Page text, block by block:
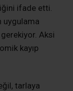
ifade etti.
uygulama
Aksi
kayıp
tarlaya